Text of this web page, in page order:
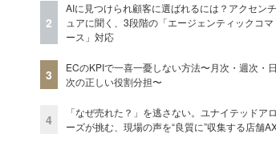
2
AIに見つけられ顧客に選ばれるには？アクセンチ
ュアに聞く、3段階の「エージェンティックコマ
ース」対応
3
ECのKPIで一喜一憂しない方法〜月次・週次・日
次の正しい役割分担〜
4
「なぜ売れた？」を逃さない。ユナイテッドアロ
ーズが挑む、現場の声を“良質に”収集する店舗